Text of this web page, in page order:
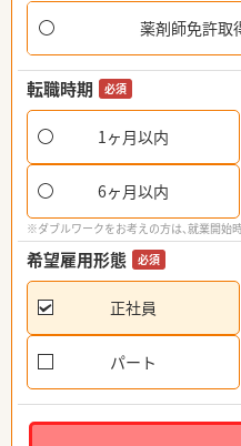
薬剤師免許取
転職時期 必須
1ヶ月以内
6ヶ月以内
※ダブルワークをお考えの方は、就業開始
希望雇用形態 必須
正社員
パート